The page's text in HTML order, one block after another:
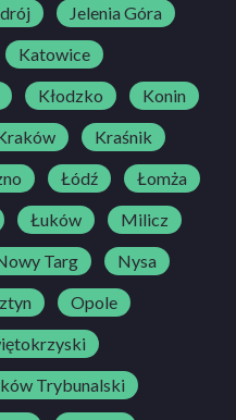
Jelenia Góra
Katowice
Kłodzko
Konin
Kraśnik
Łódź
Łomża
Łuków
Milicz
Targ
Nysa
Opole
Trybunalski